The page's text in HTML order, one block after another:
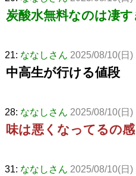
炭酸水無料なのは凄す
21: ななしさん 2025/08/10(日
中高生が行ける値段
28: ななしさん 2025/08/10(日
味は悪くなってるの
31: ななしさん 2025/08/10(日